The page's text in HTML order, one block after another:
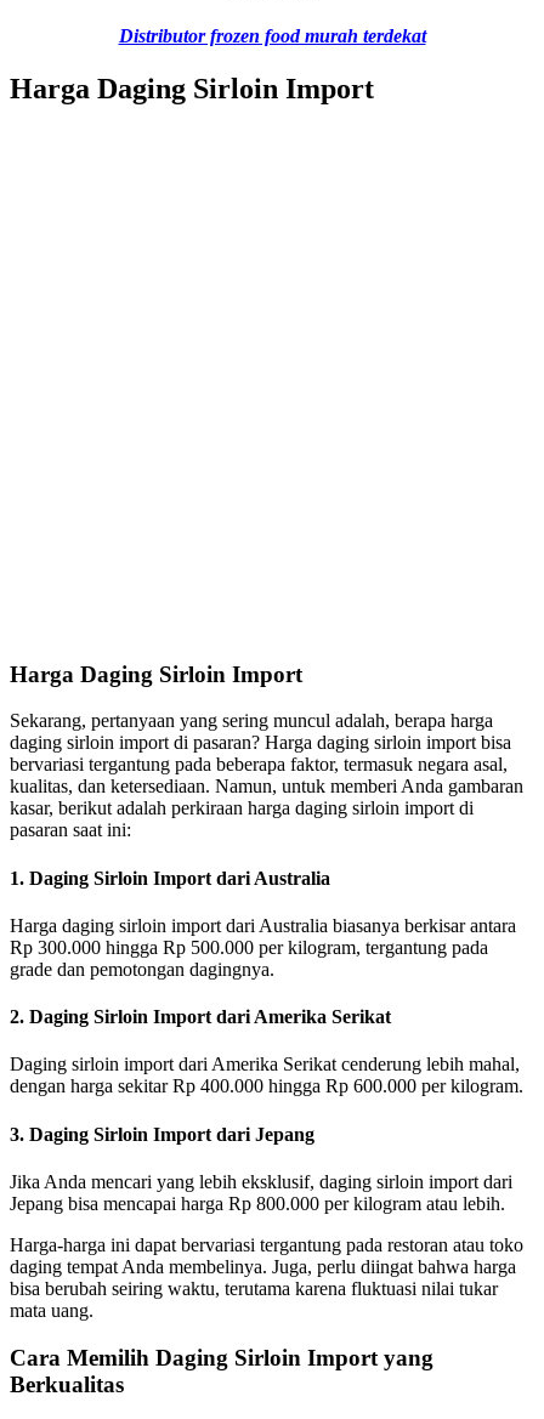
Distributor frozen food murah terdekat
Harga Daging Sirloin Import
Harga Daging Sirloin Import
Sekarang, pertanyaan yang sering muncul adalah, berapa harga
daging sirloin import di pasaran? Harga daging sirloin import bisa
bervariasi tergantung pada beberapa faktor, termasuk negara asal,
kualitas, dan ketersediaan. Namun, untuk memberi Anda gambaran
kasar, berikut adalah perkiraan harga daging sirloin import di
pasaran saat ini:
1. Daging Sirloin Import dari Australia
Harga daging sirloin import dari Australia biasanya berkisar antara
Rp 300.000 hingga Rp 500.000 per kilogram, tergantung pada
grade dan pemotongan dagingnya.
2. Daging Sirloin Import dari Amerika Serikat
Daging sirloin import dari Amerika Serikat cenderung lebih mahal,
dengan harga sekitar Rp 400.000 hingga Rp 600.000 per kilogram.
3. Daging Sirloin Import dari Jepang
Jika Anda mencari yang lebih eksklusif, daging sirloin import dari
Jepang bisa mencapai harga Rp 800.000 per kilogram atau lebih.
Harga-harga ini dapat bervariasi tergantung pada restoran atau toko
daging tempat Anda membelinya. Juga, perlu diingat bahwa harga
bisa berubah seiring waktu, terutama karena fluktuasi nilai tukar
mata uang.
Cara Memilih Daging Sirloin Import yang
Berkualitas